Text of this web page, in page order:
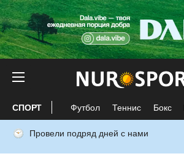
СПОРТ Футбол Теннис Бокс
Провели подряд дней с нами